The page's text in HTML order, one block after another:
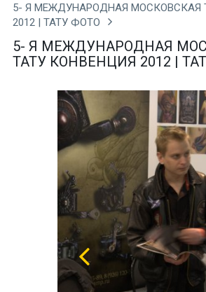
5- Я МЕЖДУНАРОДНАЯ МОСКОВСКАЯ
2012 | ТАТУ ФОТО
5- Я МЕЖДУНАРОДНАЯ
ТАТУ КОНВЕНЦИЯ 2012 |